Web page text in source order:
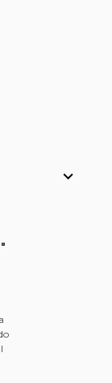
